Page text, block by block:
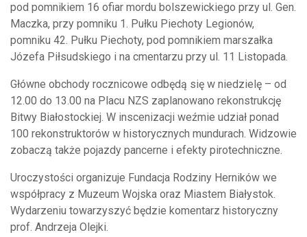
pod pomnikiem 16 ofiar mordu bolszewickiego przy ul. Gen.
Maczka, przy pomniku 1. Pułku Piechoty Legionów,
pomniku 42. Pułku Piechoty, pod pomnikiem marszałka
Józefa Piłsudskiego i na cmentarzu przy ul. 11 Listopada.
Główne obchody rocznicowe odbędą się w niedzielę – od
12.00 do 13.00 na Placu NZS zaplanowano rekonstrukcję
Bitwy Białostockiej. W inscenizacji weźmie udział ponad
100 rekonstruktorów w historycznych mundurach. Widzowie
zobaczą także pojazdy pancerne i efekty pirotechniczne.
Uroczystości organizuje Fundacja Rodziny Herników we
współpracy z Muzeum Wojska oraz Miastem Białystok.
Wydarzeniu towarzyszyć będzie komentarz historyczny
prof. Andrzeja Olejki.